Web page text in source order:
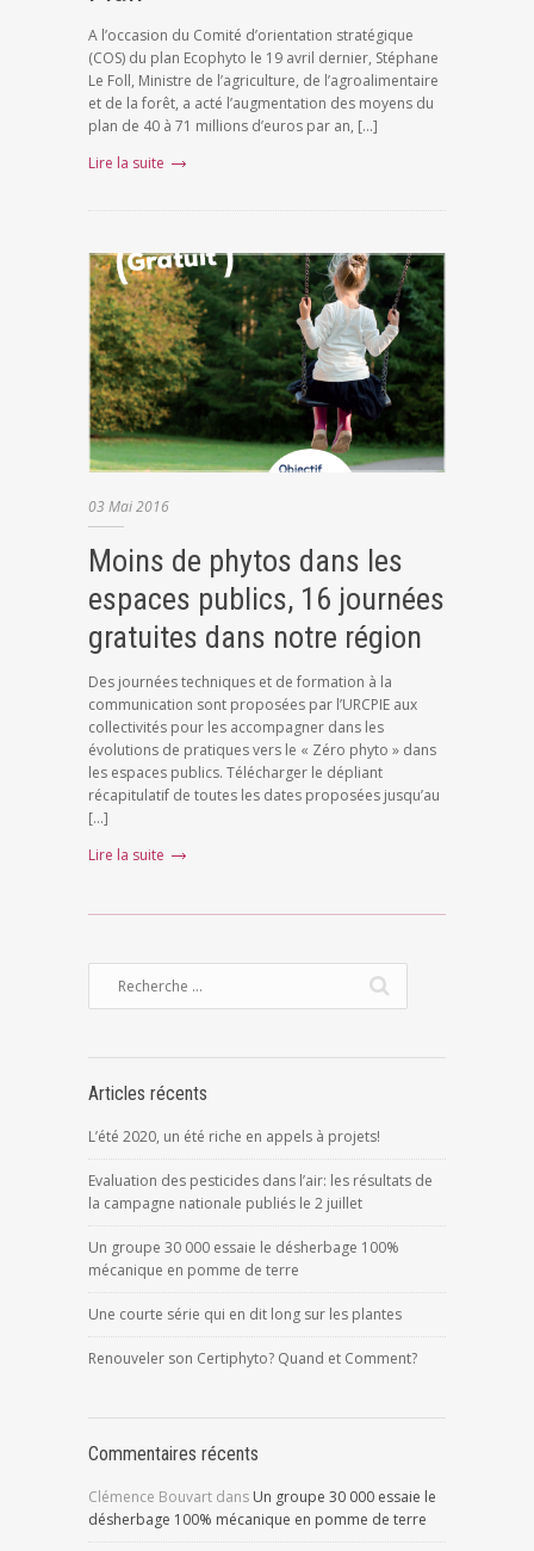
A l’occasion du Comité d’orientation stratégique
(COS) du plan Ecophyto le 19 avril dernier, Stéphane
Le Foll, Ministre de l’agriculture, de l’agroalimentaire
et de la forêt, a acté l’augmentation des moyens du
plan de 40 à 71 millions d’euros par an, […]
Lire la suite
03 Mai2016
Moins de phytos dans les
espaces publics, 16 journées
gratuites dans notre région
Des journées techniques et de formation à la
communication sont proposées par l’URCPIE aux
collectivités pour les accompagner dans les
évolutions de pratiques vers le « Zéro phyto » dans
les espaces publics. Télécharger le dépliant
récapitulatif de toutes les dates proposées jusqu’au
[…]
Lire la suite
Articles récents
L’été 2020, un été riche en appels à projets!
Evaluation des pesticides dans l’air: les résultats de
la campagne nationale publiés le 2 juillet
Un groupe 30 000 essaie le désherbage 100%
mécanique en pomme de terre
Une courte série qui en dit long sur les plantes
Renouveler son Certiphyto? Quand et Comment?
Commentaires récents
Clémence Bouvart dans Un groupe 30 000 essaie le
désherbage 100% mécanique en pomme de terre